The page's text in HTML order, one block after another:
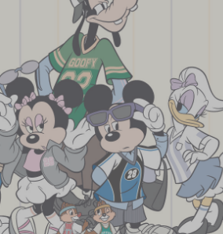
節日時令食品
茗茶系列
奇華迪士尼禮盒
奇華LINE FRIENDS
禮盒
所有產品
產品價目表